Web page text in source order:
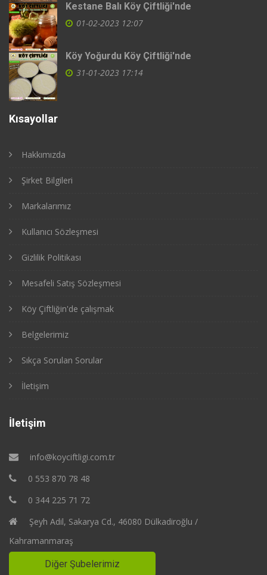
Kestane Balı Köy Çiftliği'nde
01-02-2023 12:07
Köy Yoğurdu Köy Çiftliği'nde
31-01-2023 17:14
Kısayollar
Hakkımızda
Şirket Bilgileri
Markalarımız
Kullanıcı Sözleşmesi
Gizlilik Politikası
Mesafeli Satış Sözleşmesi
Köy Çiftliğin'de çalışmak
Belgelerimiz
Sıkça Sorulan Sorular
İletişim
İletişim
info@koyciftligi.com.tr
0 553 870 78 48
0 344 225 71 72
Şeyh Adil, Sakarya Cd., 46080 Dülkadiroğlu /
Kahramanmaraş
Diğer Şubelerimiz